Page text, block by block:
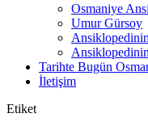
Osmaniye
Umur Gürsoy
Ansiklopedinin
Tarihte Bugün
İletişim
Etiket